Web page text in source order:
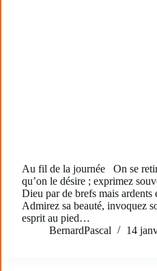
Au fil de la journée On se
qu’on le désire ; exprimez
Dieu par de brefs mais ardents
Admirez sa beauté, invoquez
esprit au pied…
BernardPascal
14